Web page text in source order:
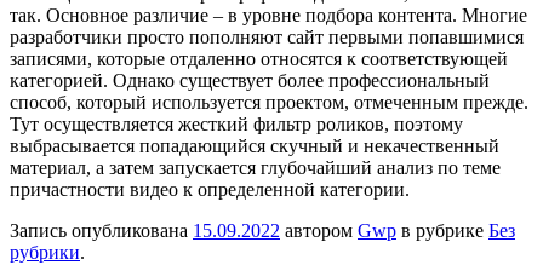
так. Основное различие – в уровне подбора контента. Многие
разработчики просто пополняют сайт первыми попавшимися
записями, которые отдаленно относятся к соответствующей
категорией. Однако существует более профессиональный
способ, который используется проектом, отмеченным прежде.
Тут осуществляется жесткий фильтр роликов, поэтому
выбрасывается попадающийся скучный и некачественный
материал, а затем запускается глубочайший анализ по теме
причастности видео к определенной категории.
Запись опубликована 15.09.2022 автором Gwp в рубрике Без
рубрики.